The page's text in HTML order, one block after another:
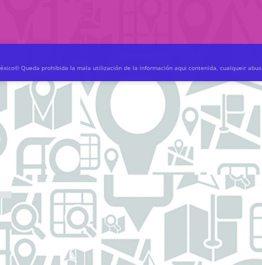
Queda prohibida la mala utilización de la información aqui contenida, cualqueir